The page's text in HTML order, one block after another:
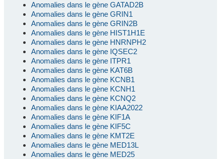
Anomalies dans le gène GATAD2B
Anomalies dans le gène GRIN1
Anomalies dans le gène GRIN2B
Anomalies dans le gène HIST1H1E
Anomalies dans le gène HNRNPH2
Anomalies dans le gène IQSEC2
Anomalies dans le gène ITPR1
Anomalies dans le gène KAT6B
Anomalies dans le gène KCNB1
Anomalies dans le gène KCNH1
Anomalies dans le gène KCNQ2
Anomalies dans le gène KIAA2022
Anomalies dans le gène KIF1A
Anomalies dans le gène KIF5C
Anomalies dans le gène KMT2E
Anomalies dans le gène MED13L
Anomalies dans le gène MED25